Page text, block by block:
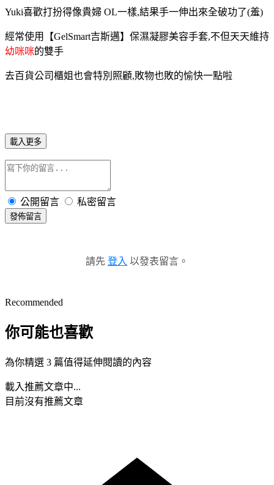
Yuki喜歡打扮得像貴婦 OL一樣,結果手一伸出來全破功了(羞)
經常使用【GelSmart吉斯邁】保濕凝膠美容手套,不但天天維持
幼咪咪的雙手
去百貨公司櫃姐也會特別照顧,敗物也敗的愉快一點啦
載入更多
公開留言 私密留言
發佈留言
請先 登入 以發表留言。
Recommended
你可能也喜歡
為你精選 3 篇值得延伸閱讀的內容
載入推薦文章中...
目前沒有推薦文章